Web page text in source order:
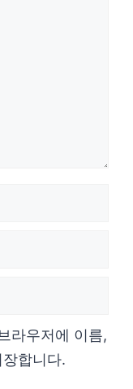
라우저에 이름,
합니다.